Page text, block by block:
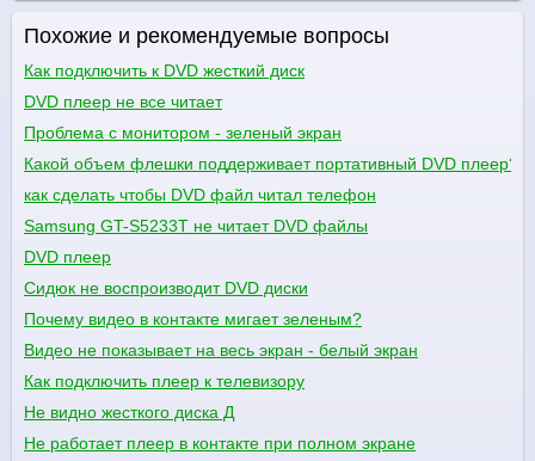
Похожие и рекомендуемые вопросы
Как подключить к DVD жесткий диск
DVD плеер не все читает
Проблема с монитором - зеленый экран
Какой объем флешки поддерживает портативный DVD плеер?
как сделать чтобы DVD файл читал телефон
Samsung GT-S5233T не читает DVD файлы
DVD плеер
Сидюк не воспроизводит DVD диски
Почему видео в контакте мигает зеленым?
Видео не показывает на весь экран - белый экран
Как подключить плеер к телевизору
Не видно жесткого диска Д
Не работает плеер в контакте при полном экране